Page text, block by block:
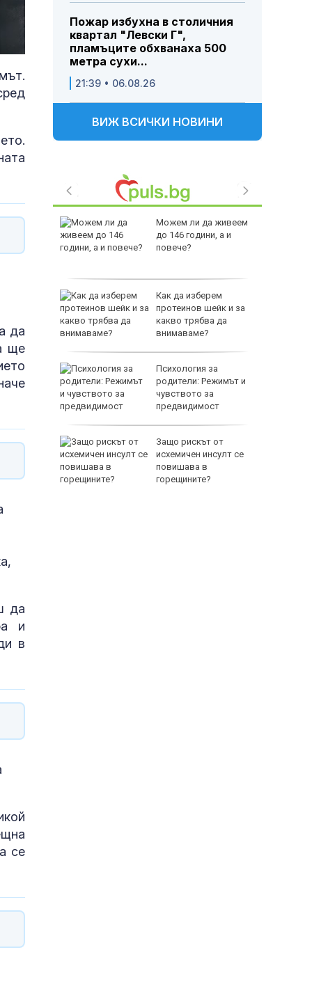
да
ще
да
и
в
се
Пожар избухна в столичния
квартал "Левски Г",
пламъците обхванаха 500
метра сухи...
21:39 • 06.08.26
ВИЖ ВСИЧКИ НОВИНИ
се
по
Можем ли да живеем
до 146 години, а и
повече?
Как да изберем
протеинов шейк и за
какво трябва да
внимаваме?
Психология за
родители: Режимът и
чувството за
предвидимост
Защо рискът от
исхемичен инсулт се
повишава в
горещините?